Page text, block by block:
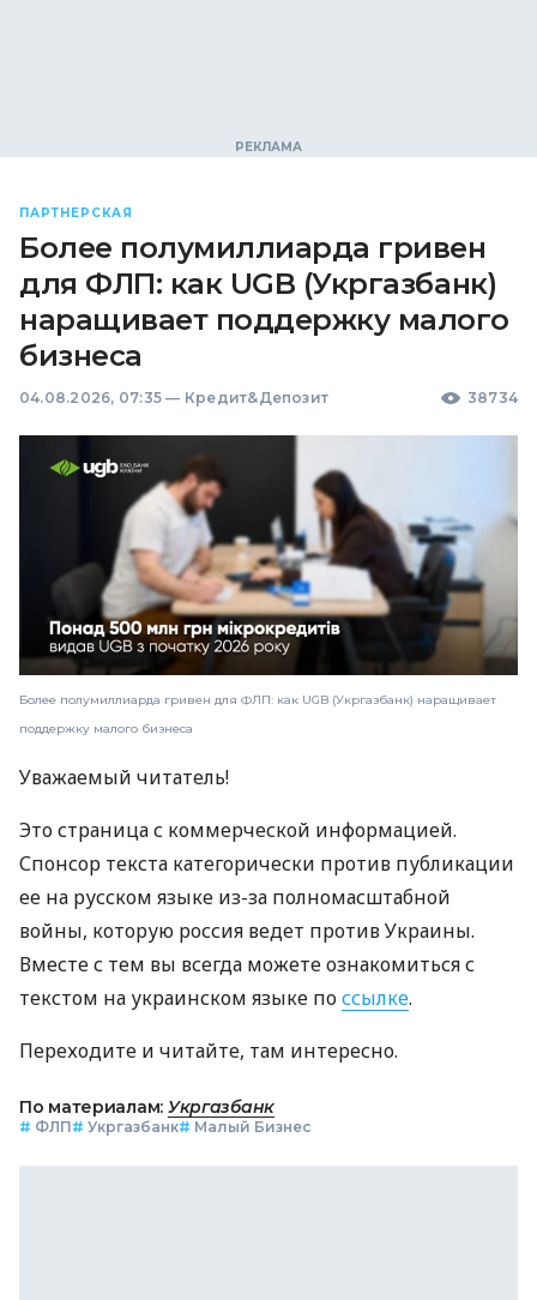
ПАРТНЕРСКАЯ
Более полумиллиарда гривен
для ФЛП: как UGB (Укргазбанк)
наращивает поддержку малого
бизнеса
04.08.2026, 07:35 — Кредит&Депозит 38734
Более полумиллиарда гривен для ФЛП: как UGB (Укргазбанк) наращивает
поддержку малого бизнеса
Уважаемый читатель!
Это страница с коммерческой информацией.
Спонсор текста категорически против публикации
ее на русском языке из-за полномасштабной
войны, которую россия ведет против Украины.
Вместе с тем вы всегда можете ознакомиться с
текстом на украинском языке поссылке.
Переходите и читайте, там интересно.
По материалам: Укргазбанк
# ФЛП# Укргазбанк# Малый Бизнес